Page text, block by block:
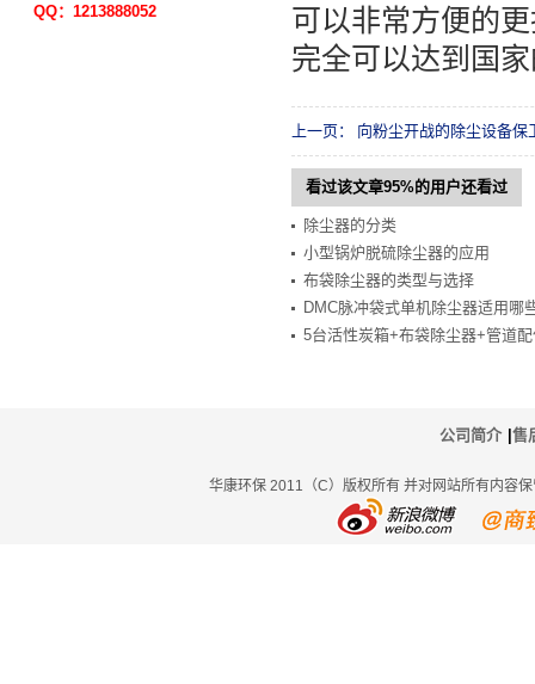
可以非常方便的
完全可以达到国
上一页： 向粉尘开战的除尘设备保
看过该文章95%的用户还看过
除尘器的分类
小型锅炉脱硫除尘器的应用
布袋除尘器的类型与选择
DMC脉冲袋式单机除尘器适用哪
5台活性炭箱+布袋除尘器+管道
QQ：1213888052
公司简介 售
华康环保 2011（C）版权所有 并对网站所有内容